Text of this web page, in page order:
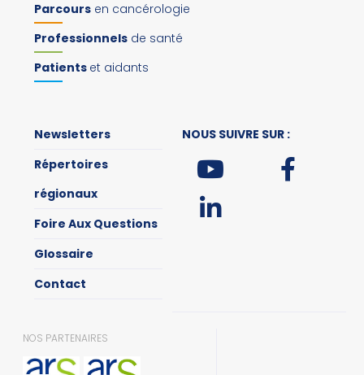
Parcours en cancérologie
Professionnels de santé
Patients et aidants
Newsletters
Répertoires
régionaux
Foire Aux Questions
Glossaire
Contact
NOUS SUIVRE SUR :
NOS PARTENAIRES